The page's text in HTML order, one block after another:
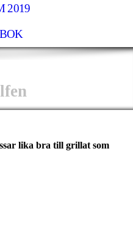
2019
lika bra till grillat som